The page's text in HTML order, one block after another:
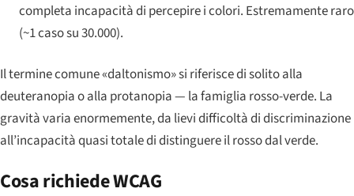
completa incapacità di percepire i colori. Estremamente raro
(~1 caso su 30.000).
Il termine comune «daltonismo» si riferisce di solito alla
deuteranopia o alla protanopia — la famiglia rosso-verde. La
gravità varia enormemente, da lievi difficoltà di discriminazione
all’incapacità quasi totale di distinguere il rosso dal verde.
Cosa richiede WCAG